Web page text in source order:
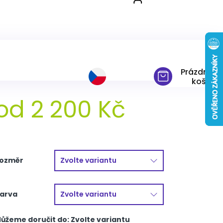
Prázdný
košík
ZDARMA
2 200 Kč
doručit do: Zvolte variantu